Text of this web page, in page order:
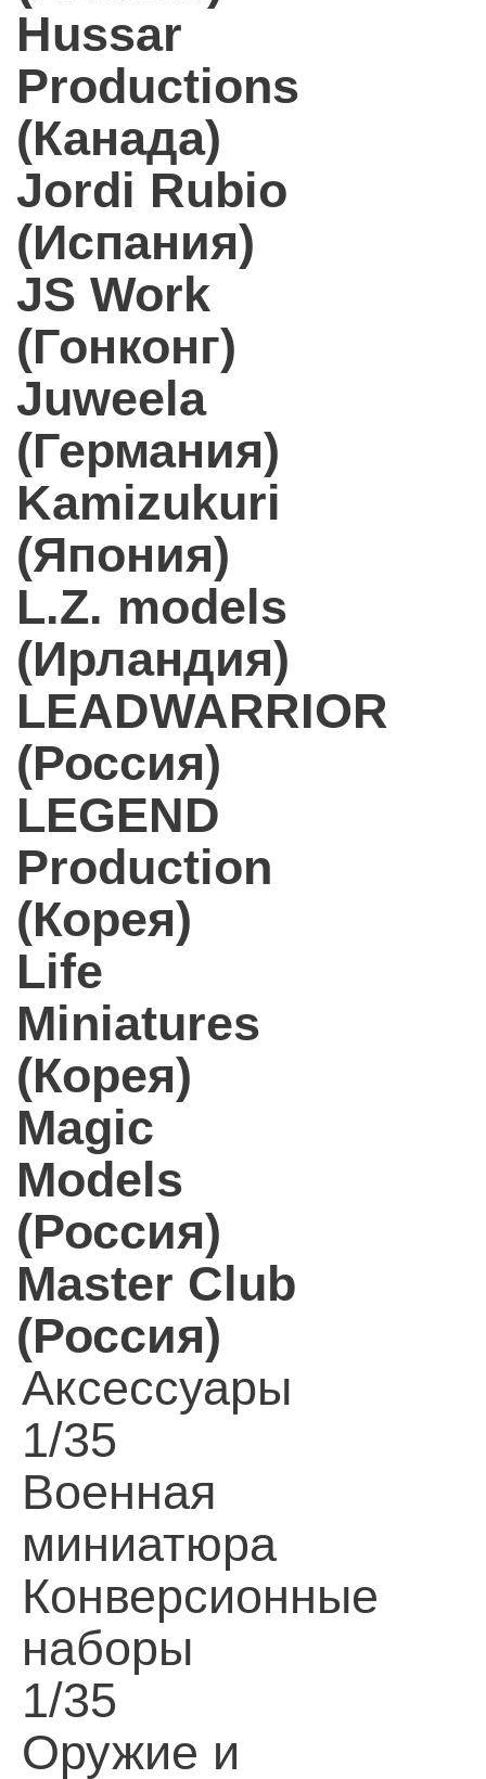
Hussar
Productions
(Канада)
Jordi Rubio
(Испания)
JS Work
(Гонконг)
Juweela
(Германия)
Kamizukuri
(Япония)
L.Z. models
(Ирландия)
LEADWARRIOR
(Россия)
LEGEND
Production
(Корея)
Life
Miniatures
(Корея)
Magic
Models
(Россия)
Master Club
(Россия)
Аксессуары
1/35
Военная
миниатюра
Конверсионные
наборы
1/35
Оружие и